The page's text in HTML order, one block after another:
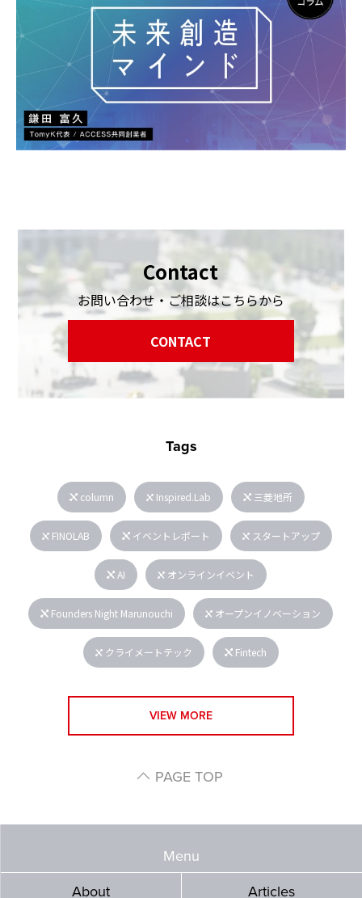
Contact
お問い合わせ・ご相談はこちらから
CONTACT
Tags
column Inspired.Lab 三菱地所
FINOLAB イベントレポート スタートアップ
AI オンラインイベント
Founders Night Marunouchi オープンイノベーション
クライメートテック Fintech
VIEW MORE
PAGE TOP
Menu
About
Articles